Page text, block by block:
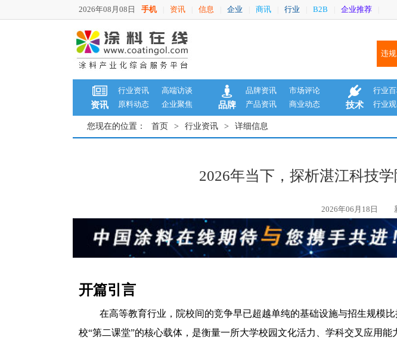
2026年08月08日 手机 资讯 信息 企业 商讯 行业 B2B 企业推荐
违
资讯
行业资讯
高端访谈
原料动态
企业聚焦 品牌
品牌资讯
市场评论
产品资讯
商业动态 技术
行业
行业
您现在的位置： 首页 > 行业资讯 > 详细信息
2026年当下，探析湛江科技
2026年06月18日
开篇引言
在高等教育行业，院校间的竞争早已超越单纯的基础设施与招生规模
校“第二课堂”的核心载体，是衡量一所大学校园文化活力、学科交叉应用